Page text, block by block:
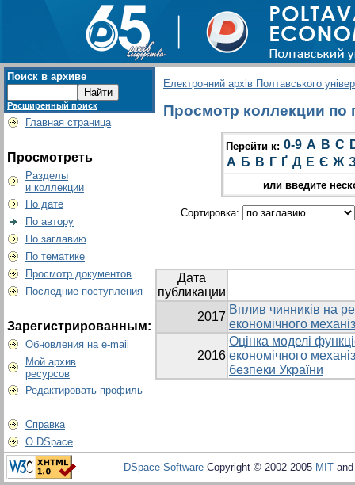
Поиск в архиве
Расширенный поиск
Главная страница
Просмотреть
Разделы
и коллекции
По дате
По автору
По заглавию
По тематике
Просмотр документов
Последние поступления
Зарегистрированным:
Обновления на e-mail
Мой архив
ресурсов
Редактировать профиль
Справка
О DSpace
Електронний архів Полтавського
Просмотр коллекции по
Перейти к: 0-9 A B C
А Б В Г Ґ Д Е Є Ж
или введите
Сортировка:
Дата
публикации
2017
Вплив чинників на
економічного
2016
Оцінка моделі
економічного
безпеки України
DSpace Software Copyright © 2002-2005 MIT